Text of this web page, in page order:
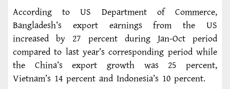
According to US Department of Commerce,
Bangladesh’s export earnings from the US
increased by 27 percent during Jan-Oct period
compared to last year’s corresponding period while
the China’s export growth was 25 percent,
Vietnam’s 14 percent and Indonesia’s 10 percent.